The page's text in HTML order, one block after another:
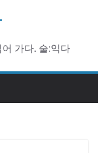
가다. 술:익다